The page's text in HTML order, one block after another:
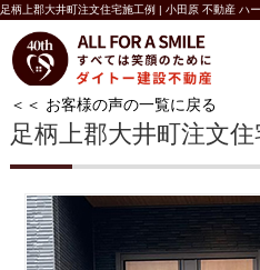
足柄上郡大井町注文住宅施工例 | 小田原 不動産 ハ
＜＜ お客様の声の一覧に戻る
足柄上郡大井町注文住